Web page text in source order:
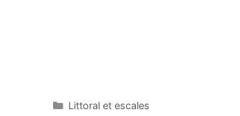
Catégories
Littoral et escales